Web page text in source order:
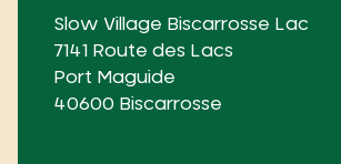
Slow Village Biscarrosse Lac
7141 Route des Lacs
Port Maguide
40600 Biscarrosse